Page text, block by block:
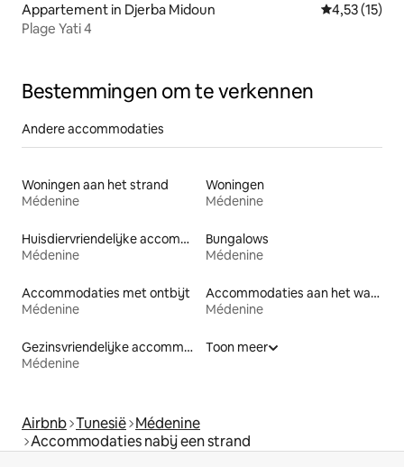
Appartement in Djerba Midoun Gemiddelde
4,53 (15)
Plage Yati 4
Bestemmingen om te verkennen
Andere accommodaties
Woningen aan het strand
Médenine
Woningen
Médenine
Huisdiervriendelijke accommodaties
Médenine
Bungalows
Médenine
Accommodaties met ontbijt
Médenine
Accommodaties aan het water
Médenine
Gezinsvriendelijke accommodaties
Médenine
Toon meer
Airbnb Tunesië Médenine
Accommodaties nabij een strand